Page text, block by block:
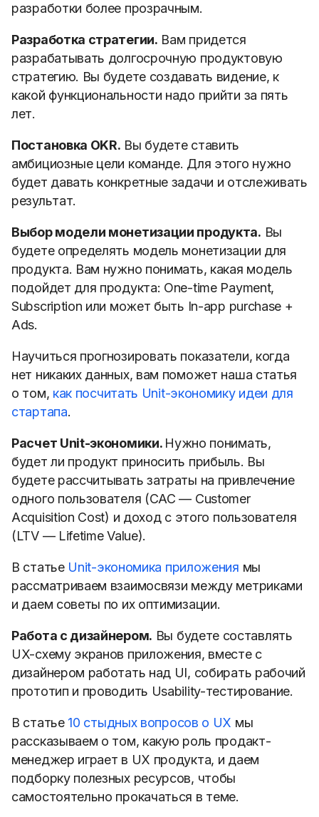
разработки более прозрачным.
Разработка стратегии. Вам придется
разрабатывать долгосрочную продуктовую
стратегию. Вы будете создавать видение, к
какой функциональности надо прийти за пять
лет.
Постановка OKR. Вы будете ставить
амбициозные цели команде. Для этого нужно
будет давать конкретные задачи и отслеживать
результат.
Выбор модели монетизации продукта. Вы
будете определять модель монетизации для
продукта. Вам нужно понимать, какая модель
подойдет для продукта: One-time Payment,
Subscription или может быть In-app purchase +
Ads.
Научиться прогнозировать показатели, когда
нет никаких данных, вам поможет наша статья
о том, как посчитать Unit-экономику идеи для
стартапа.
Расчет Unit-экономики. Нужно понимать,
будет ли продукт приносить прибыль. Вы
будете рассчитывать затраты на привлечение
одного пользователя (CAC — Customer
Acquisition Cost) и доход с этого пользователя
(LTV — Lifetime Value).
В статье Unit-экономика приложения мы
рассматриваем взаимосвязи между метриками
и даем советы по их оптимизации.
Работа с дизайнером. Вы будете составлять
UX-схему экранов приложения, вместе с
дизайнером работать над UI, собирать рабочий
прототип и проводить Usability-тестирование.
В статье 10 стыдных вопросов о UX мы
рассказываем о том, какую роль продакт-
менеджер играет в UX продукта, и даем
подборку полезных ресурсов, чтобы
самостоятельно прокачаться в теме.